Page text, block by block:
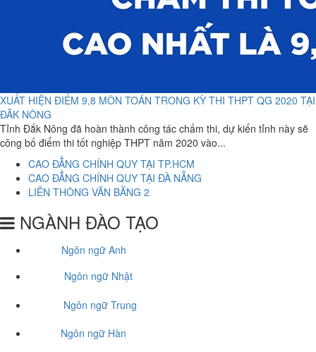
XUẤT HIỆN ĐIỂM 9,8 MÔN TOÁN TRONG KỲ THI THPT QG 2020 TẠI
ĐĂK NÔNG
Tỉnh Đắk Nông đã hoàn thành công tác chấm thi, dự kiến tỉnh này sẽ
công bố điểm thi tốt nghiệp THPT năm 2020 vào...
CAO ĐẲNG CHÍNH QUY TẠI TP.HCM
CAO ĐẲNG CHÍNH QUY TẠI ĐÀ NẴNG
LIÊN THÔNG VĂN BẰNG 2
NGÀNH ĐÀO TẠO
Ngôn ngữ Anh
Ngôn ngữ Nhật
Ngôn ngữ Trung
Ngôn ngữ Hàn